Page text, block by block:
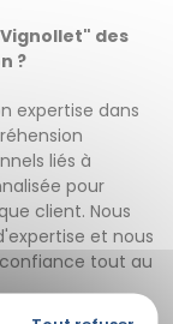
des
?
expertise dans
liés à
pour
client. Nous
et nous
tout au